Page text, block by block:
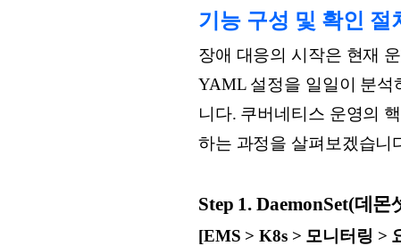
기능 구성 및 확인 절
장애 대응의 시작은 현재
YAML 설정을 일일이 분석
니다. 쿠버네티스 운영의
하는 과정을 살펴보겠습니
Step 1. DaemonSet(데몬
[EMS > K8s > 모니터링 >